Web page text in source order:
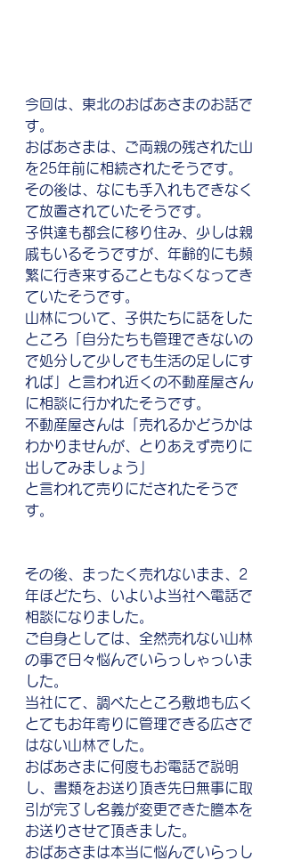
今回は、東北のおばあさまのお話で
す。
おばあさまは、ご両親の残された山
を25年前に相続されたそうです。
その後は、なにも手入れもできなく
て放置されていたそうです。
子供達も都会に移り住み、少しは親
戚もいるそうですが、年齢的にも頻
繁に行き来することもなくなってき
ていたそうです。
山林について、子供たちに話をした
ところ「自分たちも管理できないの
で処分して少しでも生活の足しにす
れば」と言われ近くの不動産屋さん
に相談に行かれたそうです。
不動産屋さんは「売れるかどうかは
わかりませんが、とりあえず売りに
出してみましょう」
と言われて売りにだされたそうで
す。
その後、まったく売れないまま、2
年ほどたち、いよいよ当社へ電話で
相談になりました。
ご自身としては、全然売れない山林
の事で日々悩んでいらっしゃっいま
した。
当社にて、調べたところ敷地も広く
とてもお年寄りに管理できる広さで
はない山林でした。
おばあさまに何度もお電話で説明
し、書類をお送り頂き先日無事に取
引が完了し名義が変更できた謄本を
お送りさせて頂きました。
おばあさまは本当に悩んでいらっし